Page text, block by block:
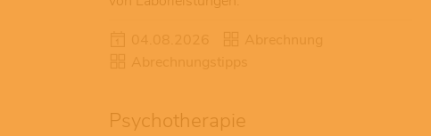
Psychotherapie